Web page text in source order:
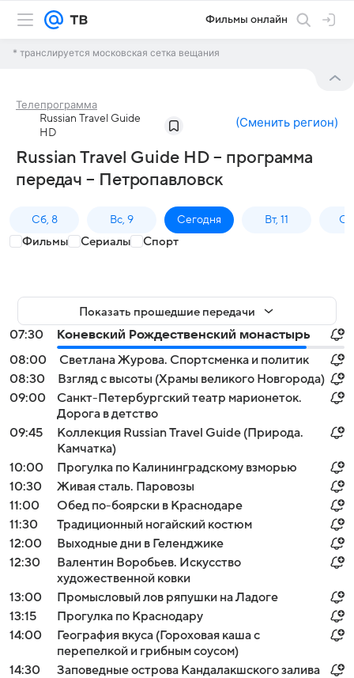
Фильмы онлайн
* транслируется московская сетка вещания
Телепрограмма
Russian Travel Guide
HD
(Сменить регион)
Russian Travel Guide HD – программа
передач – Петропавловск
Сб, 8 Вс, 9 Сегодня Вт, 11
Фильмы Сериалы Спорт
Показать прошедшие передачи
07:30
Коневский Рождественский монастырь
08:00
Светлана Журова. Спортсменка и политик
08:30
Взгляд с высоты (Храмы великого Новгорода)
09:00
Санкт-Петербургский театр марионеток.
Дорога в детство
09:45
Коллекция Russian Travel Guide (Природа.
Камчатка)
10:00
Прогулка по Калининградскому взморью
10:30
Живая сталь. Паровозы
11:00
Обед по-боярски в Краснодаре
11:30
Традиционный ногайский костюм
12:00
Выходные дни в Геленджике
12:30
Валентин Воробьев. Искусство
художественной ковки
13:00
Промысловый лов ряпушки на Ладоге
13:15
Прогулка по Краснодару
14:00
География вкуса (Гороховая каша с
перепелкой и грибным соусом)
14:30
Заповедные острова Кандалакшского залива